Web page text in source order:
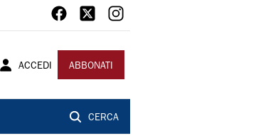
ACCEDI ABBONATI
CERCA